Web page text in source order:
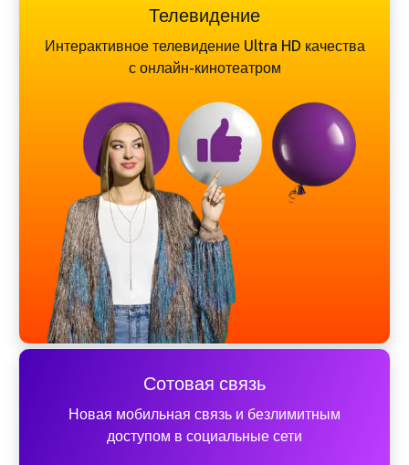
Телевидение
Интерактивное телевидение Ultra HD качества
с онлайн-кинотеатром
Сотовая связь
Новая мобильная связь и безлимитным
доступом в социальные сети